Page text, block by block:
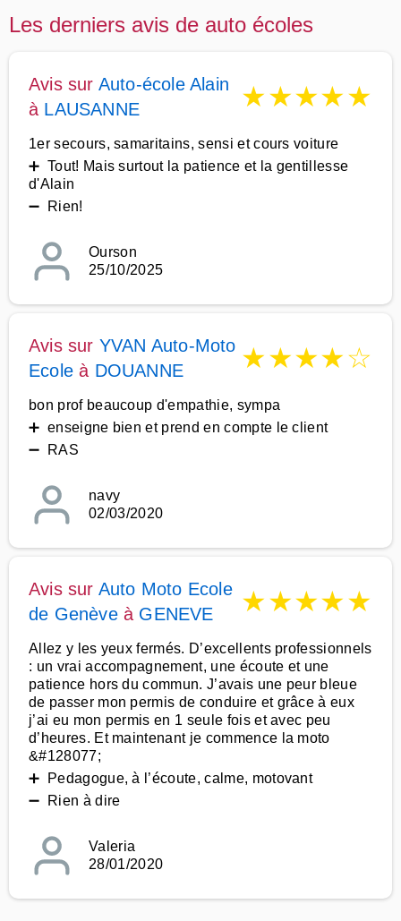
Les derniers avis de auto écoles
Avis sur Auto-école Alain
à LAUSANNE ★★★★★
1er secours, samaritains, sensi et cours voiture
➕ Tout! Mais surtout la patience et la gentillesse
d'Alain
➖ Rien!
Ourson
25/10/2025
Avis sur YVAN Auto-Moto
Ecole à DOUANNE ★★★★☆
bon prof beaucoup d'empathie, sympa
➕ enseigne bien et prend en compte le client
➖ RAS
navy
02/03/2020
Avis sur Auto Moto Ecole
de Genèveà GENEVE ★★★★★
Allez y les yeux fermés. D’excellents professionnels
: un vrai accompagnement, une écoute et une
patience hors du commun. J’avais une peur bleue
de passer mon permis de conduire et grâce à eux
j’ai eu mon permis en 1 seule fois et avec peu
d’heures. Et maintenant je commence la moto
&#128077;
➕ Pedagogue, à l’écoute, calme, motovant
➖ Rien à dire
Valeria
28/01/2020